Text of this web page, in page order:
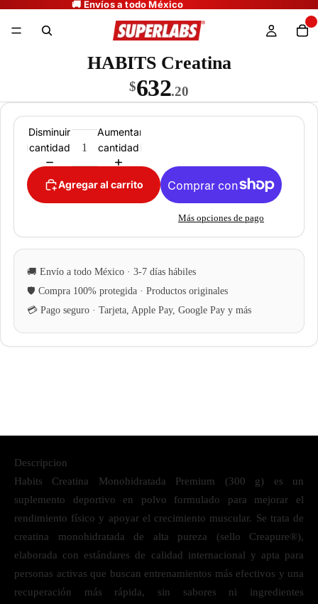
HABITS Creatina
$632.20
Disminuir
cantidad
Aumentar
cantidad
Agregar al carrito
Más opciones de pago
Descripcion
Habits Creatina Monohidratada Premium (300 g) es un
suplemento deportivo en polvo formulado para mejorar el
rendimiento físico y apoyar el crecimiento muscular. Se trata de
creatina monohidratada de alta pureza (sello Creapure®),
elaborada con estándares de calidad internacional y apta para
personas activas que buscan entrenamientos más efectivos y una
recuperación más rápida, sin sabores ni ingredientes